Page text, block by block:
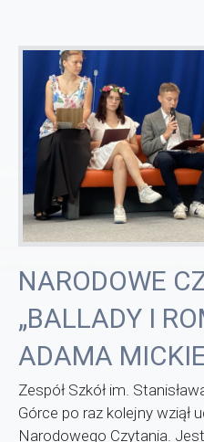
NARODOWE
„BALLADY I
ADAMA
Zespół Szkół im.
Górce po raz kolejny wziął
Narodowego Czytania.